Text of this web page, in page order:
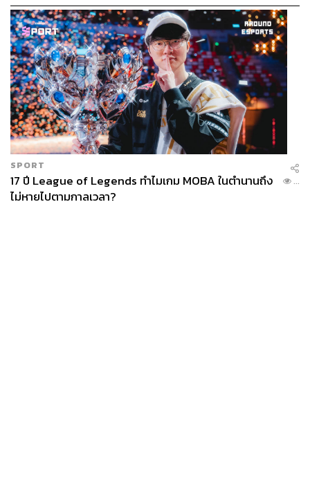
SPORT
17 ปี League of Legends ทำไมเกม MOBA ในตำนานถึง
ไม่หายไปตามกาลเวลา?
...